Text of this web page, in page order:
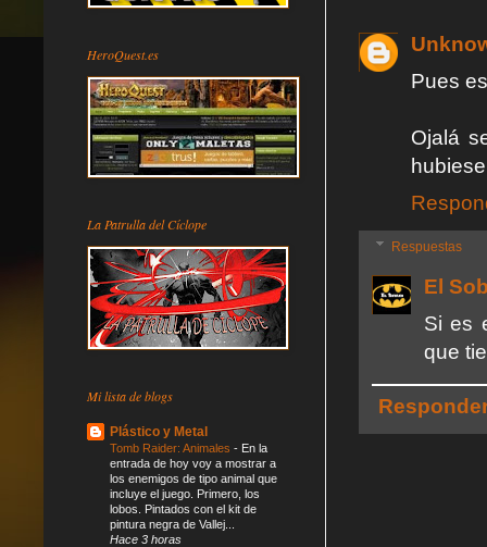
Pues
Ojalá
Respuestas
El
Si es
que
HeroQuest.es
La Patrulla del Cíclope
Mi lista de blogs
Plástico y Metal
Tomb Raider: Animales - En la
entrada de hoy voy a mostrar a
los enemigos de tipo animal que
incluye el juego. Primero, los
lobos. Pintados con el kit de
pintura negra de Vallej...
Hace 3 horas